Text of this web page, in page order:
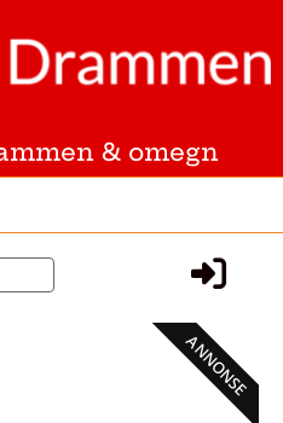
& omegn
ANNONSE